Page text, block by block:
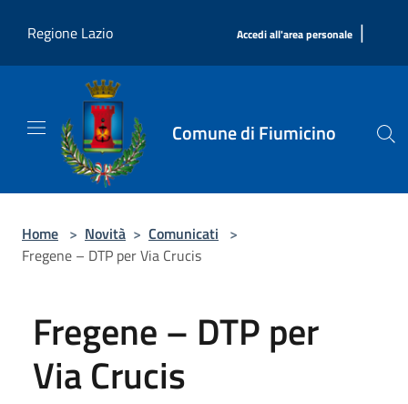
Regione Lazio
Accedi all'area personale |
Comune di Fiumicino
Home > Novità > Comunicati >
Fregene – DTP per Via Crucis
Fregene – DTP per
Via Crucis